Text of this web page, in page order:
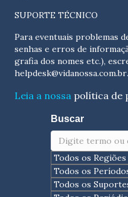
SUPORTE TÉCNICO
Para eventuais problemas
senhas e erros de
helpdesk@vidanossa.com.br.
Leia a nossa política de
Buscar